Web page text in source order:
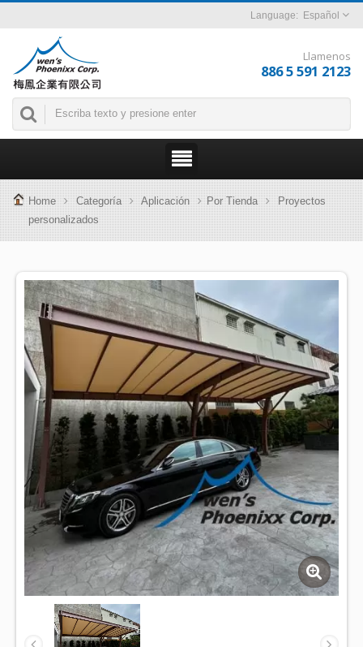
Español
Llamenos
886 5 591 2123
Home Categoría Aplicación Por Tienda
Proyectos
personalizados